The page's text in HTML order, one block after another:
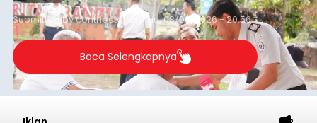
Submitted bycontributor Thu, 08/06/2026 - 20:56
Baca Selengkapnya